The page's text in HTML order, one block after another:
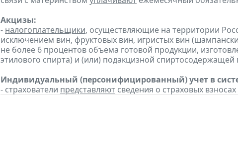
Акцизы:
- налогоплательщики, осуществляющие на территории
исключением вин, фруктовых вин, игристых вин
не более 6 процентов объема готовой продукции,
этилового спирта) и (или) подакцизной спиртосодержащей
Индивидуальный (персонифицированный) учет в
- страхователи представляют сведения о страховых